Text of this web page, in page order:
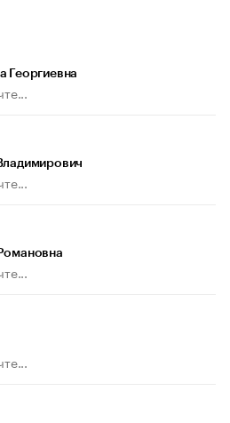
Георгиевна